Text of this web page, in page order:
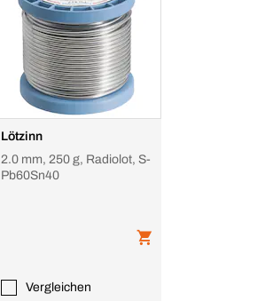
Lötzinn
2.0 mm, 250 g, Radiolot, S-
Pb60Sn40
Vergleichen